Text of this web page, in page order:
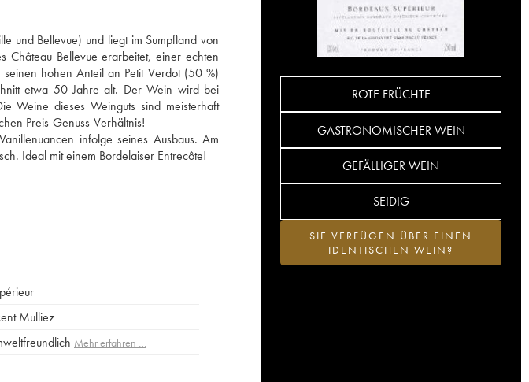
und Bellevue) und liegt im Sumpfland von
Château Bellevue erarbeitet, einer echten
hohen Anteil an Petit Verdot (50 %)
etwa 50 Jahre alt. Der Wein wird bei
Weine dieses Weinguts sind meisterhaft
Preis-Genuss-Verhältnis!
infolge seines Ausbaus. Am
Ideal mit einem Bordelaiser Entrecôte!
ROTE FRÜCHTE
GASTRONOMISCHER WEIN
GEFÄLLIGER WEIN
SEIDIG
SIE VERFÜGEN ÜBER EINEN
IDENTISCHEN WEIN?
Mulliez
Mehr erfahren …